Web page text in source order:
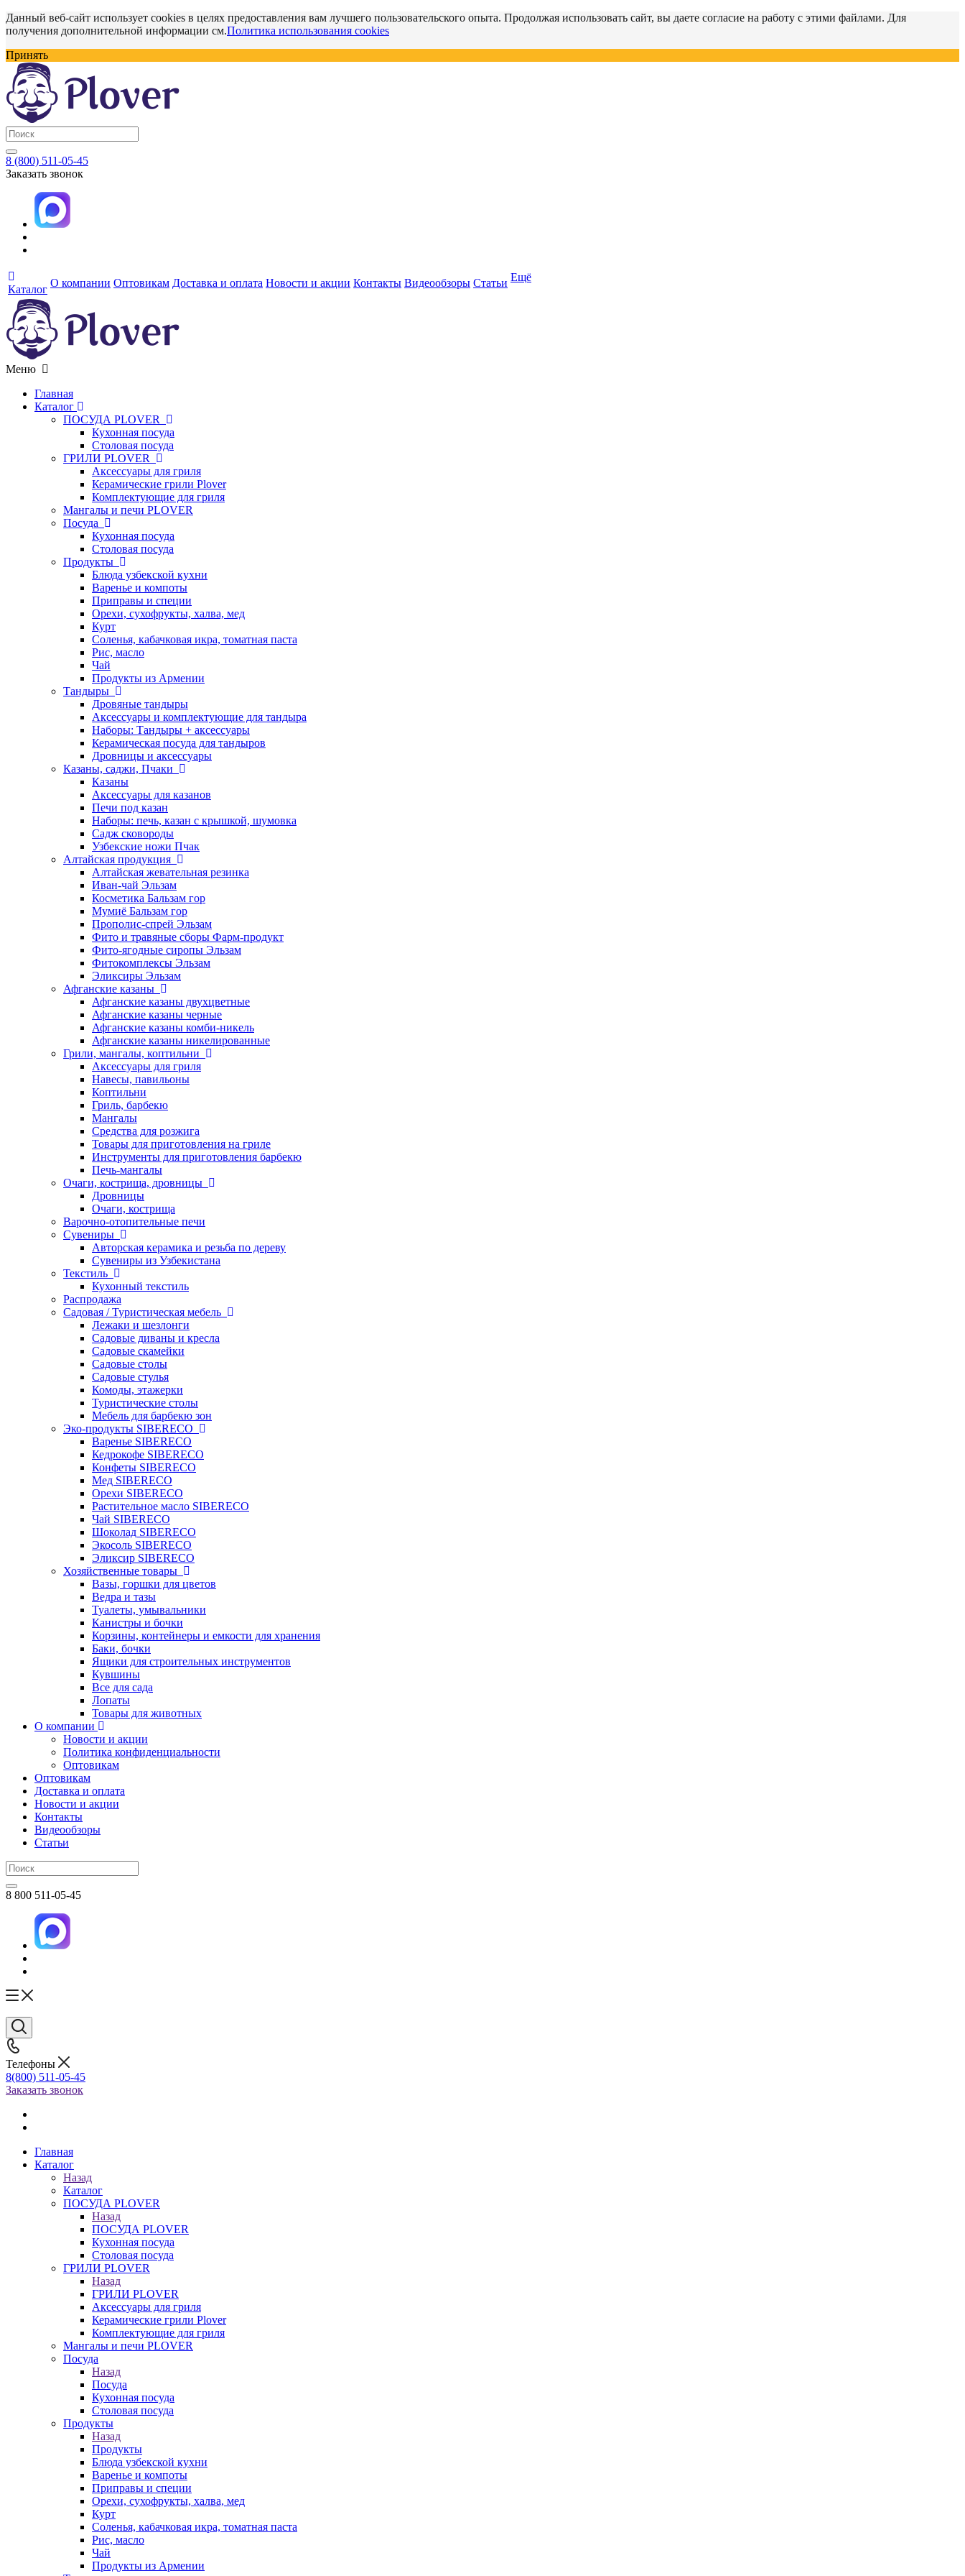
Данный веб-сайт использует cookies в целях предоставления вам лучшего пользовательского опыта. Продолжая использовать сайт, вы даете согласие на работу с этими файлами. Для
получения дополнительной информации см.Политика использования cookies
Принять
8 (800) 511-05-45
Заказать звонок
Каталог
О компании Оптовикам Доставка и оплата Новости и акции Контакты Видеообзоры Статьи Ещё
Меню
Главная
Каталог
ПОСУДА PLOVER
Кухонная посуда
Столовая посуда
ГРИЛИ PLOVER
Аксессуары для гриля
Керамические грили Plover
Комплектующие для гриля
Мангалы и печи PLOVER
Посуда
Кухонная посуда
Столовая посуда
Продукты
Блюда узбекской кухни
Варенье и компоты
Приправы и специи
Орехи, сухофрукты, халва, мед
Курт
Соленья, кабачковая икра, томатная паста
Рис, масло
Чай
Продукты из Армении
Тандыры
Дровяные тандыры
Аксессуары и комплектующие для тандыра
Наборы: Тандыры + аксессуары
Керамическая посуда для тандыров
Дровницы и аксессуары
Казаны, саджи, Пчаки
Казаны
Аксессуары для казанов
Печи под казан
Наборы: печь, казан с крышкой, шумовка
Садж сковороды
Узбекские ножи Пчак
Алтайская продукция
Алтайская жевательная резинка
Иван-чай Эльзам
Косметика Бальзам гор
Мумиё Бальзам гор
Прополис-спрей Эльзам
Фито и травяные сборы Фарм-продукт
Фито-ягодные сиропы Эльзам
Фитокомплексы Эльзам
Эликсиры Эльзам
Афганские казаны
Афганские казаны двухцветные
Афганские казаны черные
Афганские казаны комби-никель
Афганские казаны никелированные
Грили, мангалы, коптильни
Аксессуары для гриля
Навесы, павильоны
Коптильни
Гриль, барбекю
Мангалы
Средства для розжига
Товары для приготовления на гриле
Инструменты для приготовления барбекю
Печь-мангалы
Очаги, кострища, дровницы
Дровницы
Очаги, кострища
Варочно-отопительные печи
Сувениры
Авторская керамика и резьба по дереву
Сувениры из Узбекистана
Текстиль
Кухонный текстиль
Распродажа
Садовая / Туристическая мебель
Лежаки и шезлонги
Садовые диваны и кресла
Садовые скамейки
Садовые столы
Садовые стулья
Комоды, этажерки
Туристические столы
Мебель для барбекю зон
Эко-продукты SIBERECO
Варенье SIBERECO
Кедрокофе SIBERECO
Конфеты SIBERECO
Мед SIBERECO
Орехи SIBERECO
Растительное масло SIBERECO
Чай SIBERECO
Шоколад SIBERECO
Экосоль SIBERECO
Эликсир SIBERECO
Хозяйственные товары
Вазы, горшки для цветов
Ведра и тазы
Туалеты, умывальники
Канистры и бочки
Корзины, контейнеры и емкости для хранения
Баки, бочки
Ящики для строительных инструментов
Кувшины
Все для сада
Лопаты
Товары для животных
О компании
Новости и акции
Политика конфиденциальности
Оптовикам
Оптовикам
Доставка и оплата
Новости и акции
Контакты
Видеообзоры
Статьи
8 800 511-05-45
Телефоны
8(800) 511-05-45
Заказать звонок
Главная
Каталог
Назад
Каталог
ПОСУДА PLOVER
Назад
ПОСУДА PLOVER
Кухонная посуда
Столовая посуда
ГРИЛИ PLOVER
Назад
ГРИЛИ PLOVER
Аксессуары для гриля
Керамические грили Plover
Комплектующие для гриля
Мангалы и печи PLOVER
Посуда
Назад
Посуда
Кухонная посуда
Столовая посуда
Продукты
Назад
Продукты
Блюда узбекской кухни
Варенье и компоты
Приправы и специи
Орехи, сухофрукты, халва, мед
Курт
Соленья, кабачковая икра, томатная паста
Рис, масло
Чай
Продукты из Армении